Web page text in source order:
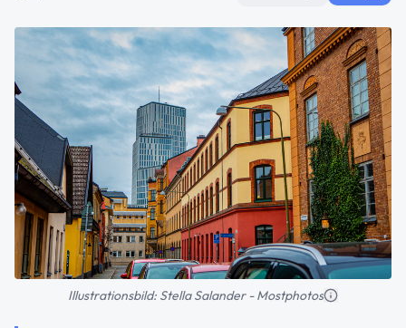
Illustrationsbild: Stella Salander - Mostphotos